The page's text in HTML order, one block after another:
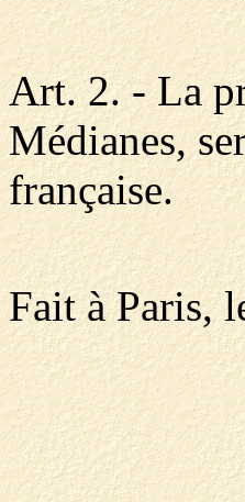
Art. 2. - La
Médianes,
française.
Fait à Paris,